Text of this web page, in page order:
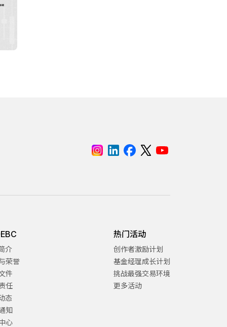
介
荣誉
件
任
态
知
心
热门活动
创作者激励计划
基金经理成长计划
挑战最强交易环境
更多活动